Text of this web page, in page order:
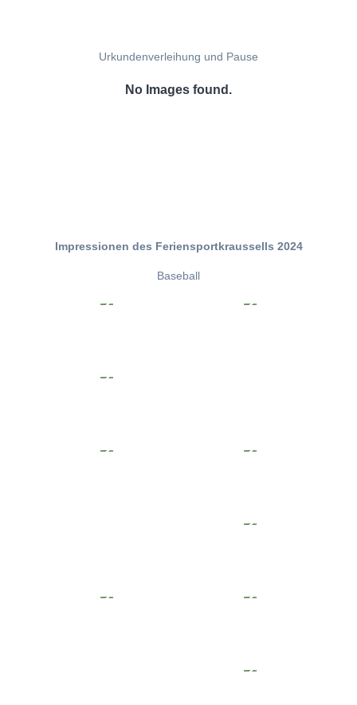
Urkundenverleihung und Pause
No Images found.
Impressionen des Feriensportkraussells 2024
Baseball